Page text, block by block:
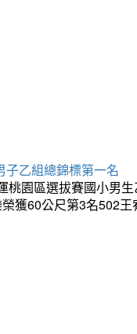
子乙組總錦標第一名
園區選拔賽國小男
獲60公尺第3名502